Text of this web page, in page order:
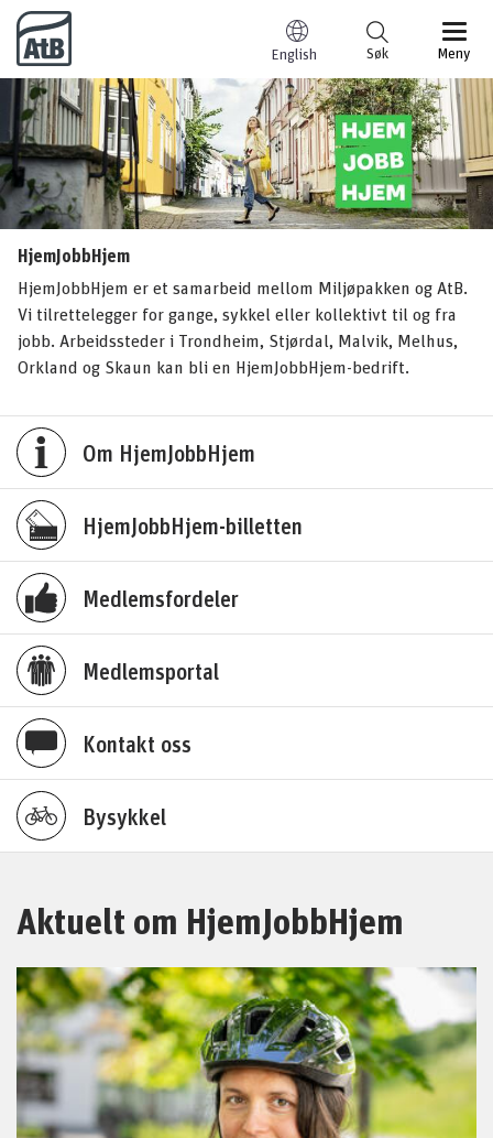
Til innhold
English Meny
Søk
HjemJobbHjem
HjemJobbHjem er et samarbeid mellom Miljøpakken og AtB.
Vi tilrettelegger for gange, sykkel eller kollektivt til og fra
jobb. Arbeidssteder i Trondheim, Stjørdal, Malvik, Melhus,
Orkland og Skaun kan bli en HjemJobbHjem-bedrift.
Om HjemJobbHjem
HjemJobbHjem-billetten
Medlemsfordeler
Medlemsportal
Kontakt oss
Bysykkel
Aktuelt om HjemJobbHjem